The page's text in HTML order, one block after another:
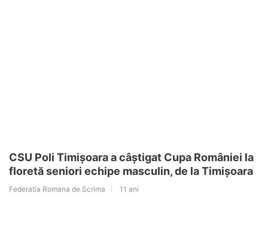
CSU Poli Timișoara a câștigat Cupa României la
floretă seniori echipe masculin, de la Timișoara
Federatia Romana de Scrima 11 ani